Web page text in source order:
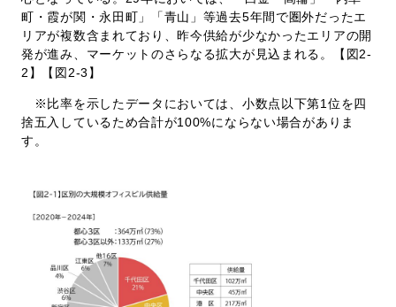
町・霞が関・永田町」「青山」等過去5年間で圏外だったエ
リアが複数含まれており、昨今供給が少なかったエリアの開
発が進み、マーケットのさらなる拡大が見込まれる。【図2-
2】【図2-3】
※比率を示したデータにおいては、小数点以下第1位を四
捨五入しているため合計が100%にならない場合がありま
す。